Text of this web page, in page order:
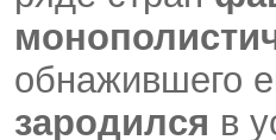
обнажившего
зародился в